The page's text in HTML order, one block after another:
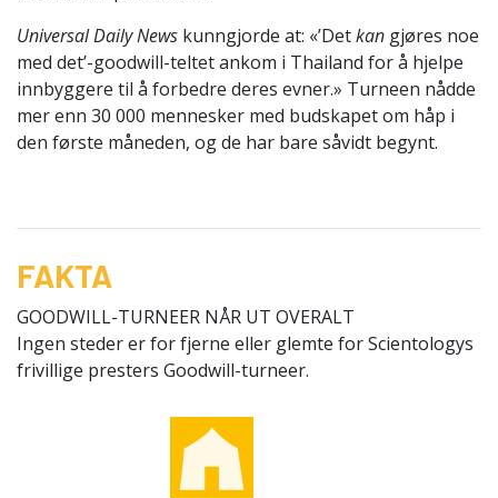
Universal Daily News kunngjorde at: «’Detkan gjøres noe
med det’-goodwill-teltet ankom i Thailand for å hjelpe
innbyggere til å forbedre deres evner.» Turneen nådde
mer enn 30 000 mennesker med budskapet om håp i
den første måneden, og de har bare såvidt begynt.
FAKTA
GOODWILL-TURNEER NÅR UT OVERALT
Ingen steder er for fjerne eller glemte for Scientologys
frivillige presters Goodwill-turneer.